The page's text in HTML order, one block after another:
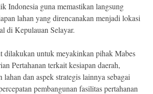
Indonesia guna memastikan langsung
lahan yang direncanakan menjadi lokasi
di Kepulauan Selayar.
dilakukan untuk meyakinkan pihak Mabes
Pertahanan terkait kesiapan daerah,
lahan dan aspek strategis lainnya sebagai
pembangunan fasilitas pertahanan